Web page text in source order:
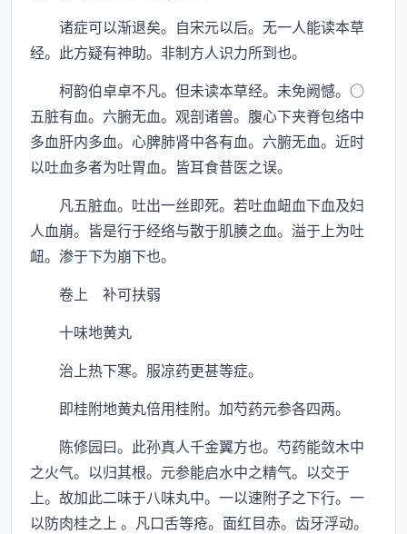
诸症可以渐退矣。自宋元以后。无一人能读本草
经。此方疑有神助。非制方人识力所到也。
柯韵伯卓卓不凡。但未读本草经。未免阙憾。○
五脏有血。六腑无血。观剖诸兽。腹心下夹脊包络中
多血肝内多血。心脾肺肾中各有血。六腑无血。近时
以吐血多者为吐胃血。皆耳食昔医之误。
凡五脏血。吐出一丝即死。若吐血衄血下血及妇
人血崩。皆是行于经络与散于肌腠之血。溢于上为吐
衄。渗于下为崩下也。
卷上 补可扶弱
十味地黄丸
治上热下寒。服凉药更甚等症。
即桂附地黄丸倍用桂附。加芍药元参各四两。
陈修园曰。此孙真人千金翼方也。芍药能敛木中
之火气。以归其根。元参能启水中之精气。以交于
上。故加此二味于八味丸中。一以速附子之下行。一
以防肉桂之上 。凡口舌等疮。面红目赤。齿牙浮动。